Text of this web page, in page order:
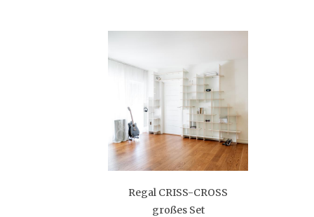
Regal CRISS-CROSS
großes Set